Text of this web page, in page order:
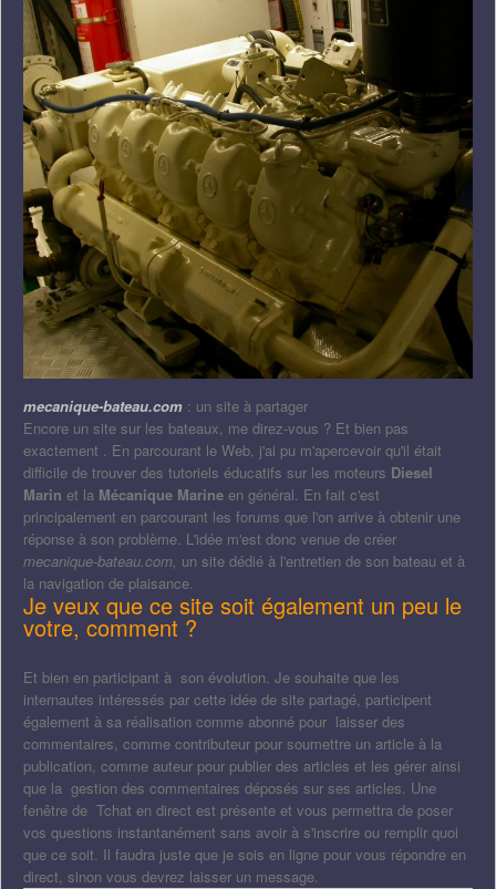
mecanique-bateau.com : un site à partager
Encore un site sur les bateaux, me direz-vous ? Et bien pas
exactement . En parcourant le Web, j'ai pu m'apercevoir qu'il était
difficile de trouver des tutoriels éducatifs sur les moteurs Diesel
Marin et la Mécanique Marine en général. En fait c'est
principalement en parcourant les forums que l'on arrive à obtenir une
réponse à son problème. L'idée m'est donc venue de créer
mecanique-bateau.com, un site dédié à l'entretien de son bateau et à
la navigation de plaisance.
Je veux que ce site soit également un peu le
votre, comment ?
Et bien en participant à son évolution. Je souhaite que les
internautes intéressés par cette idée de site partagé, participent
également à sa réalisation comme abonné pour laisser des
commentaires, comme contributeur pour soumettre un article à la
publication, comme auteur pour publier des articles et les gérer ainsi
que la gestion des commentaires déposés sur ses articles. Une
fenêtre de Tchat en direct est présente et vous permettra de poser
vos questions instantanément sans avoir à s'inscrire ou remplir quoi
que ce soit. Il faudra juste que je sois en ligne pour vous répondre en
direct, sinon vous devrez laisser un message.